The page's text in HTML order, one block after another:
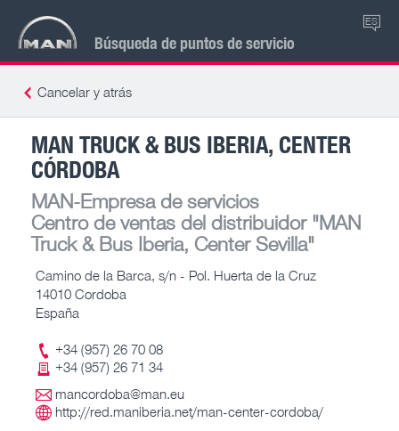
Búsqueda de puntos de servicio
ES
Cancelar y atrás
MAN TRUCK & BUS IBERIA, CENTER
CÓRDOBA
MAN-Empresa de servicios
Centro de ventas del distribuidor"MAN
Truck & Bus Iberia, Center Sevilla"
Camino de la Barca, s/n - Pol. Huerta de la Cruz
14010 Cordoba
España
+34 (957) 26 70 08
+34 (957) 26 71 34
mancordoba@man.eu
http://red.maniberia.net/man-center-cordoba/